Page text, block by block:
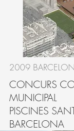
2009
CONCURS
MUNICIPAL
PISCINES
BARCELONA